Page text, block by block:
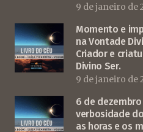
9 de janeiro de
Momento e
na Vontade
Criador e
Divino Ser.
9 de janeiro de
6 de
verbosidade
as horas e os